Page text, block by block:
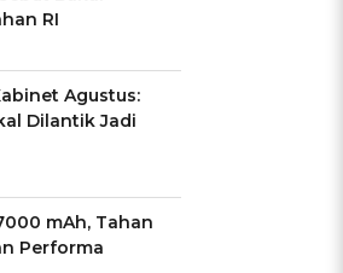
RI
Agustus:
Dilantik Jadi
mAh, Tahan
Performa